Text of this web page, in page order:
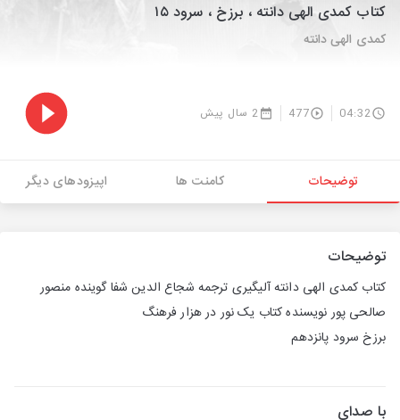
کتاب کمدی الهی دانته ، برزخ ، سرود ۱۵
کمدی الهی دانته
04:32
477 2 سال پیش
توضیحات کامنت ها اپیزودهای دیگر
توضیحات
کتاب کمدی الهی دانته آلیگیری ترجمه شجاع الدین شفا گوینده منصور
صالحی پور نویسنده کتاب یک نور در هزار فرهنگ
برزخ سرود پانزدهم
با صدای